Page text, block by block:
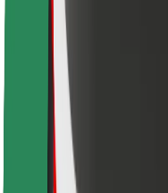
Ciudades